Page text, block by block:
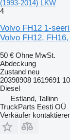
(1993-2014) LKW
4
Volvo FH12 1-
Volvo FH12,
50 € Ohne MwSt.
Abdeckung
Zustand neu
20398908 1619691
Diesel
Estland, Tallinn
TruckParts Eesti OÜ
Verkäufer